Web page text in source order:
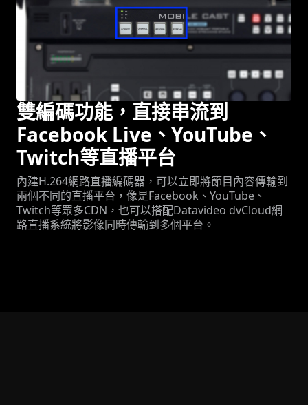
雙編碼功能，直接串流到
Facebook Live、YouTube、
Twitch等直播平台
內建H.264網路直播編碼器，可以立即將節目內容傳輸到
兩個不同的直播平台，像是Facebook、YouTube、
Twitch等眾多CDN，也可以搭配Datavideo dvCloud網
路直播系統將影像同時傳輸到多個平台。